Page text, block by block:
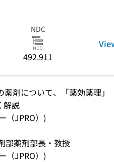
NDC
492.911
剤について、「薬効薬理」
解説
（JPRO）)
部薬剤部長・教授
（JPRO）)